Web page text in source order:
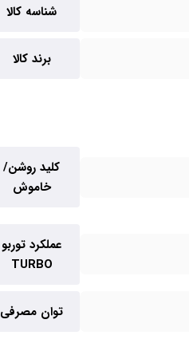
شناسه کالا
برند کالا
کلید روشن/
خاموش
عملکرد توربو
TURBO
توان مصرفی